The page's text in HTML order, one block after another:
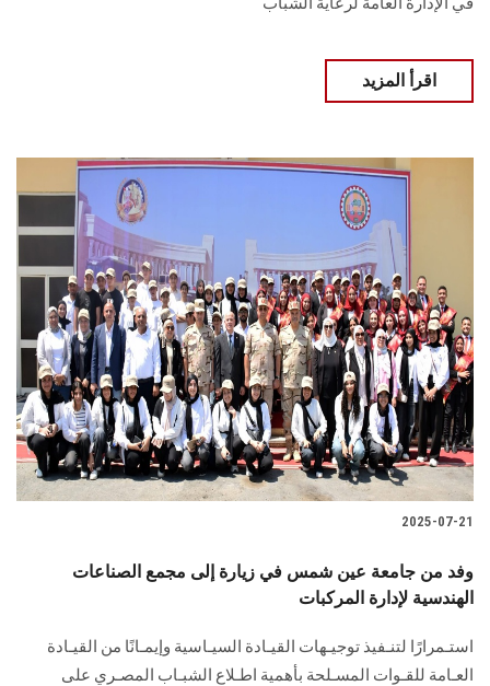
اقرأ المزيد
2025-07-21
وفد من جامعة عين شمس في زيارة إلى مجمع الصناعات
الهندسية لإدارة المركبات
استـمرارًا لتنـفيذ توجيـهات القيـادة السيـاسية وإيمـانًا من القيـادة
العـامة للقـوات المسـلحة بأهمية اطـلاع الشبـاب المصـري على